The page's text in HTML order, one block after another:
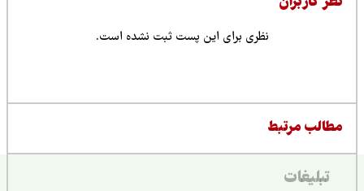
نظری برای این پست ثبت نشده است.
مرتبط
تبلیغات